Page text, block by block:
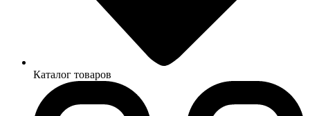
Каталог товаров